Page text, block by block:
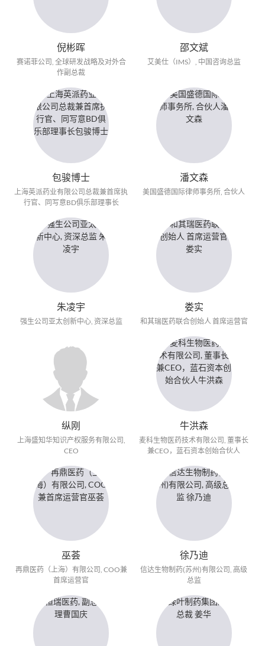
倪彬晖
赛诺菲公司, 全球研发战略及对外合
作副总裁
邵文斌
艾美仕（IMS）, 中国咨询总监
包骏博士
上海英派药业有限公司总裁兼首席执
行官、同写意BD俱乐部理事长
潘文森
美国盛德国际律师事务所, 合伙人
朱凌宇
强生公司亚太创新中心, 资深总监
娄实
和其瑞医药联合创始人 首席运营官
纵刚
上海盛知华知识产权服务有限公司,
CEO
牛洪森
麦科生物医药技术有限公司, 董事长
兼CEO，蓝石资本创始合伙人
巫荟
再鼎医药（上海）有限公司, COO兼
首席运营官
徐乃迪
信达生物制药(苏州)有限公司, 高级
总监